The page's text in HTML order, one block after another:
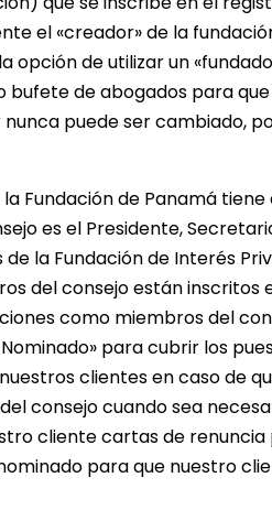
el «creador» de la
opción de utilizar un
bufete de abogados para
puede ser cambiado,
la Fundación de Panamá
es el Presidente,
la Fundación de Interés
del consejo están
como miembros del
Nominado» para cubrir los
clientes en caso de
consejo cuando sea
cliente cartas de
para que nuestro